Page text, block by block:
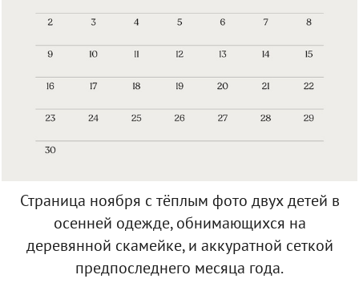
Страница ноября с тёплым фото двух детей в
осенней одежде, обнимающихся на
деревянной скамейке, и аккуратной сеткой
предпоследнего месяца года.